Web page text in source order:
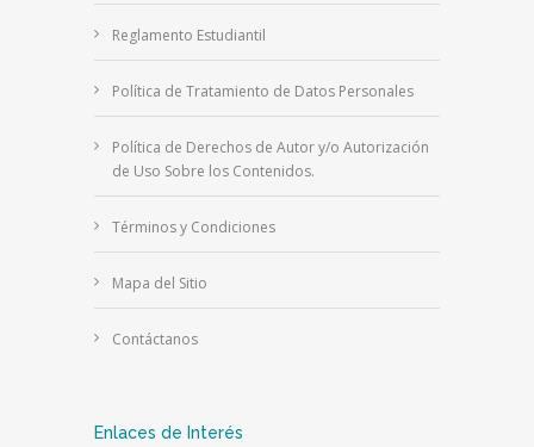
Reglamento Estudiantil
Política de Tratamiento de Datos Personales
Política de Derechos de Autor y/o Autorización
de Uso Sobre los Contenidos.
Términos y Condiciones
Mapa del Sitio
Contáctanos
Enlaces de Interés